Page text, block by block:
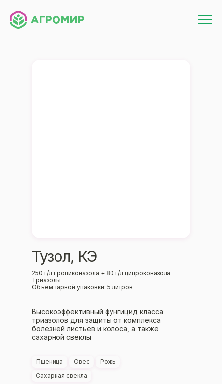
Тузол, КЭ
250 г/л пропиконазола + 80 г/л ципроконазола
Триазолы
Объем тарной упаковки: 5 литров
Высокоэффективный фунгицид класса
триазолов для защиты от комплекса
болезней листьев и колоса, а также
сахарной свеклы
Сахарная свекла
Овес Рожь
Пшеница